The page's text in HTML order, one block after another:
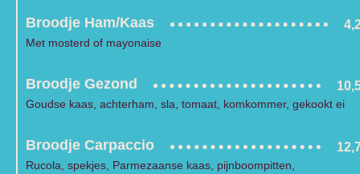
Broodje Ham/Kaas
Met mosterd of mayonaise
Broodje Gezond
Goudse kaas, achterham, sla, tomaat, komkommer, gekookt ei
Broodje Carpaccio
Rucola, spekjes, Parmezaanse kaas, pijnboompitten,